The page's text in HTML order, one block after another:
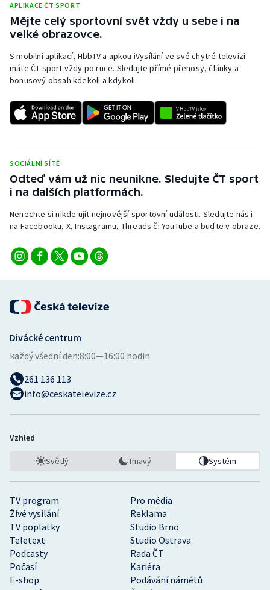
APLIKACE ČT SPORT
Mějte celý sportovní svět vždy u sebe i na
velké obrazovce.
S mobilní aplikací, HbbTV a apkou iVysílání ve své chytré televizi
máte ČT sport vždy po ruce. Sledujte přímé přenosy, články a
bonusový obsah kdekoli a kdykoli.
SOCIÁLNÍ SÍTĚ
Odteď vám už nic neunikne. Sledujte ČT sport
i na dalších platformách.
Nenechte si nikde ujít nejnovější sportovní události. Sledujte nás i
na Facebooku, X, Instagramu, Threads či YouTube a buďte v obraze.
TV program
Pro média
Živé vysílání
Reklama
TV poplatky
Studio Brno
Teletext
Studio Ostrava
Podcasty
Rada ČT
Počasí
Kariéra
E-shop
Podávání námětů
Divácké centrum
každý všední den:8:00—16:00 hodin
261 136 113
info@ceskatelevize.cz
Vzhled
Světlý Tmavý Systém